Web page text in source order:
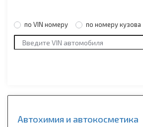
по VIN номеру по номеру кузова
Автохимия и автокосметика